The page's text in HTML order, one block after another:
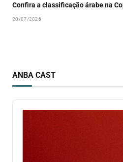
Confira a classificação árabe na
20/07/2026
ANBA CAST
Audio
Player